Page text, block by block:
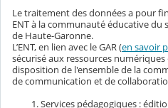
Le traitement des données a pour
ENT à la communauté éducative du
de Haute-Garonne.
L’ENT, en lien avec le GAR (en savoir
sécurisé aux ressources
disposition de l'ensemble de la
de communication et de
Services pédagogiques :